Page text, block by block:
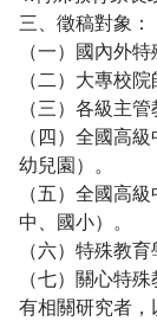
三、徵稿對象：
（一）國內外
（二）大專校院
（三）各級主
（四）全國高
幼兒園）。
（五）全國高
中、國小）。
（六）特殊教育
（七）關心特
有相關研究者，